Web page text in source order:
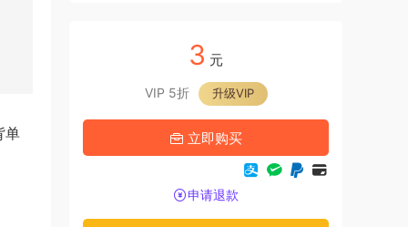
单
3 元
VIP 5折 升级VIP
立即购买
申请退款